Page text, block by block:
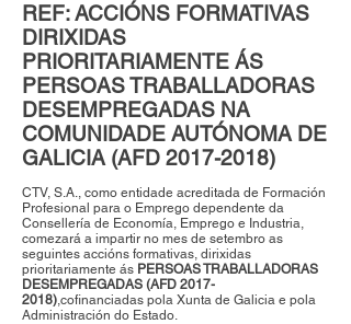
REF: ACCIÓNS FORMATIVAS
DIRIXIDAS
PRIORITARIAMENTE ÁS
PERSOAS TRABALLADORAS
DESEMPREGADAS NA
COMUNIDADE AUTÓNOMA DE
GALICIA (AFD 2017-2018)
CTV, S.A., como entidade acreditada de Formación
Profesional para o Emprego dependente da
Consellería de Economía, Emprego e Industria,
comezará a impartir no mes de setembro as
seguintes accións formativas, dirixidas
prioritariamente ás PERSOAS TRABALLADORAS
DESEMPREGADAS (AFD 2017-
2018),cofinanciadas pola Xunta de Galicia e pola
Administración do Estado.